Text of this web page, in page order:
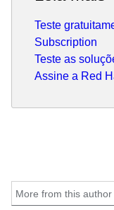
Teste
Subscription
Teste as
Assine a Red